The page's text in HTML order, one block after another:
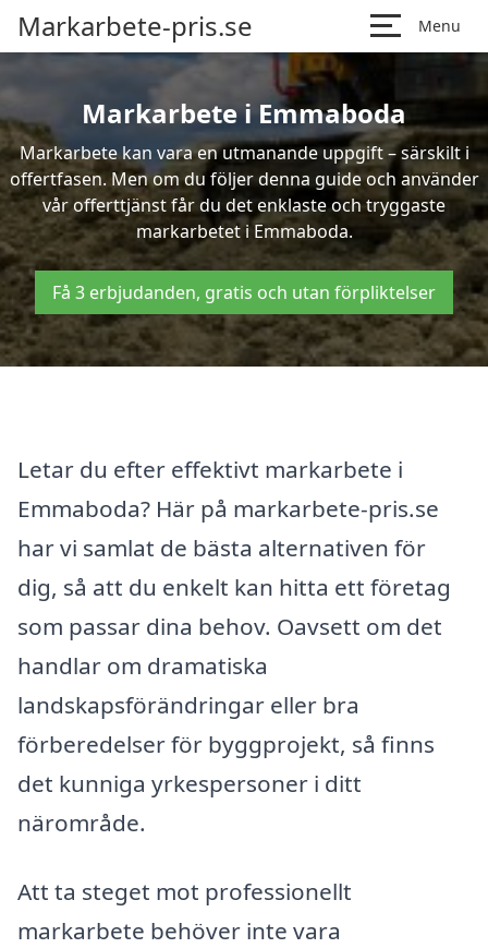
Markarbete-pris.se Menu
Markarbete i Emmaboda
Markarbete kan vara en utmanande uppgift – särskilt i
offertfasen. Men om du följer denna guide och använder
vår offerttjänst får du det enklaste och tryggaste
markarbetet i Emmaboda.
Få 3 erbjudanden, gratis och utan förpliktelser
Letar du efter effektivt markarbete i
Emmaboda? Här på markarbete-pris.se
har vi samlat de bästa alternativen för
dig, så att du enkelt kan hitta ett företag
som passar dina behov. Oavsett om det
handlar om dramatiska
landskapsförändringar eller bra
förberedelser för byggprojekt, så finns
det kunniga yrkespersoner i ditt
närområde.
Att ta steget mot professionellt
markarbete behöver inte vara